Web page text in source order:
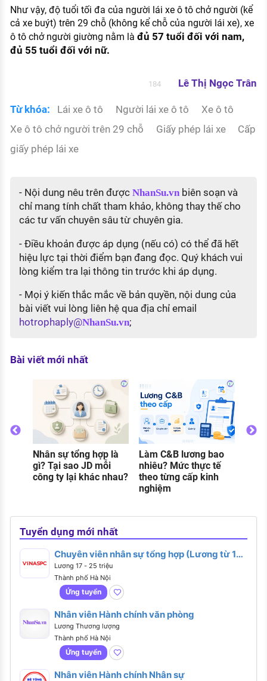
Như vậy, độ tuổi tối đa của người lái xe ô tô chở người (kể
cả xe buýt) trên 29 chỗ (không kể chỗ của người lái xe), xe
ô tô chở người giường nằm là đủ 57 tuổi đối với nam,
đủ 55 tuổi đối với nữ.
184 Lê Thị Ngọc Trân
Từ khóa: Lái xe ô tô Người lái xe ô tô
Xe ô tô
Xe ô tô chở người trên 29 chỗ
Giấy phép lái xe
Cấp
giấy phép lái xe
- Nội dung nêu trên được NhanSu.vnbiên soạn và
chỉ mang tính chất tham khảo, không thay thế cho
các tư vấn chuyên sâu từ chuyên gia.
- Điều khoản được áp dụng (nếu có) có thể đã hết
hiệu lực tại thời điểm bạn đang đọc. Quý khách vui
lòng kiểm tra lại thông tin trước khi áp dụng.
- Mọi ý kiến thắc mắc về bản quyền, nội dung của
bài viết vui lòng liên hệ qua địa chỉ email
hotrophaply@NhanSu.vn;
Bài viết mới nhất
Nhân sự tổng hợp là
gì? Tại sao JD mỗi
công ty lại khác nhau?
Làm C&B lương bao
nhiêu? Mức thực tế
theo từng cấp kinh
nghiệm
Tuyển dụng mới nhất
Chuyên viên nhân sự tổng hợp (Lương từ 17 -
25 triệu)
Lương 17 - 25 triệu
Thành phố Hà Nội
Ứng tuyển
Nhân viên Hành chính văn phòng
Lương Thương lượng
Thành phố Hà Nội
Ứng tuyển
Nhân viên Hành chính Nhân sự